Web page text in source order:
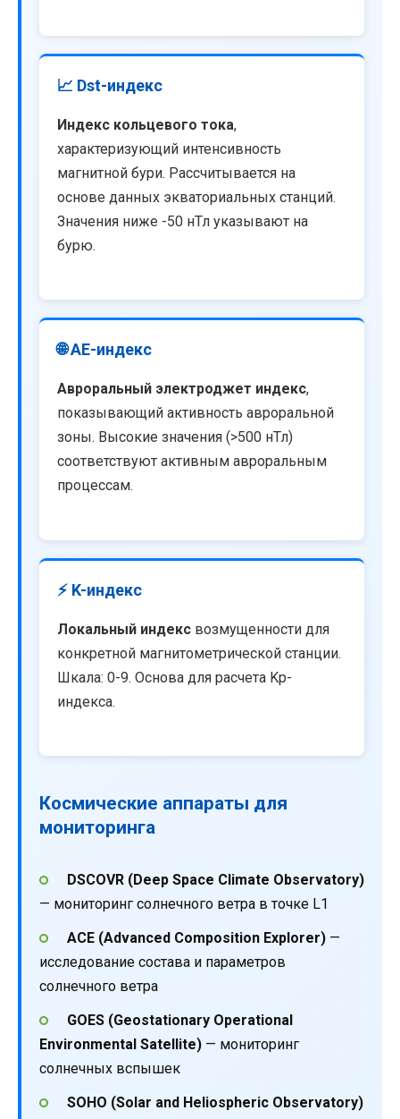
📈 Dst-индекс
Индекс кольцевого тока,
характеризующий интенсивность
магнитной бури. Рассчитывается на
основе данных экваториальных станций.
Значения ниже -50 нТл указывают на
бурю.
🌐 AE-индекс
Авроральный электроджет индекс,
показывающий активность авроральной
зоны. Высокие значения (>500 нТл)
соответствуют активным авроральным
процессам.
⚡ K-индекс
Локальный индекс возмущенности для
конкретной магнитометрической станции.
Шкала: 0-9. Основа для расчета Kp-
индекса.
Космические аппараты для
мониторинга
DSCOVR (Deep Space Climate Observatory)
— мониторинг солнечного ветра в точке L1
ACE (Advanced Composition Explorer)—
исследование состава и параметров
солнечного ветра
GOES (Geostationary Operational
Environmental Satellite) — мониторинг
солнечных вспышек
SOHO (Solar and Heliospheric Observatory)